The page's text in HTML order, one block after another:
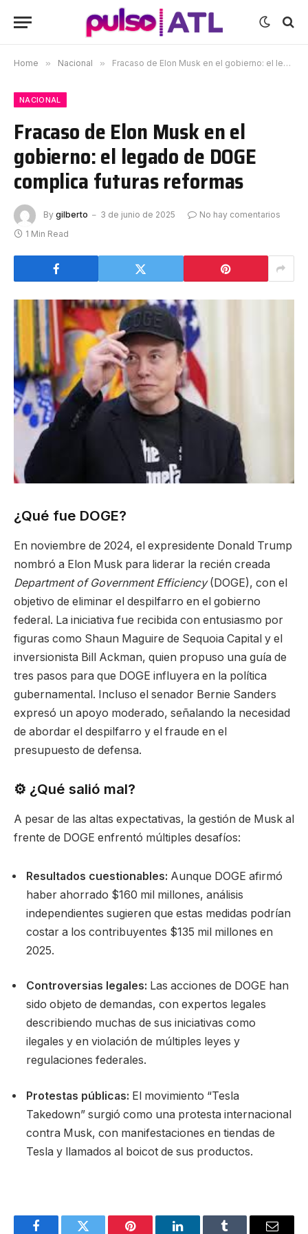
Home » Nacional » Fracaso de Elon Musk en el gobierno: el legado de DOGE complica futuras reformas
NACIONAL
Fracaso de Elon Musk en el
gobierno: el legado de DOGE
complica futuras reformas
By gilberto 3 de junio de 2025
No hay comentarios
1 Min Read
¿Qué fue DOGE?
En noviembre de 2024, el expresidente Donald Trump
nombró a Elon Musk para liderar la recién creada
Department of Government Efficiency(DOGE), con el
objetivo de eliminar el despilfarro en el gobierno
federal. La iniciativa fue recibida con entusiasmo por
figuras como Shaun Maguire de Sequoia Capital y el
inversionista Bill Ackman, quien propuso una guía de
tres pasos para que DOGE influyera en la política
gubernamental. Incluso el senador Bernie Sanders
expresó un apoyo moderado, señalando la necesidad
de abordar el despilfarro y el fraude en el
presupuesto de defensa.
⚙️ ¿Qué salió mal?
A pesar de las altas expectativas, la gestión de Musk al
frente de DOGE enfrentó múltiples desafíos:
Resultados cuestionables: Aunque DOGE afirmó
haber ahorrado $160 mil millones, análisis
independientes sugieren que estas medidas podrían
costar a los contribuyentes $135 mil millones en
2025.
Controversias legales: Las acciones de DOGE han
sido objeto de demandas, con expertos legales
describiendo muchas de sus iniciativas como
ilegales y en violación de múltiples leyes y
regulaciones federales.
Protestas públicas: El movimiento “Tesla
Takedown” surgió como una protesta internacional
contra Musk, con manifestaciones en tiendas de
Tesla y llamados al boicot de sus productos.